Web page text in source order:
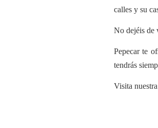
calles y su
No dejéis de
Pepecar te
tendrás
Visita